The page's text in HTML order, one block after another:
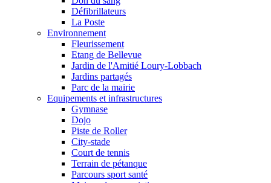
Défibrillateurs
La Poste
Environnement
Fleurissement
Etang de Bellevue
Jardin de l'Amitié Loury-Lobbach
Jardins partagés
Parc de la mairie
Equipements et infrastructures
Gymnase
Dojo
Piste de Roller
City-stade
Court de tennis
Terrain de pétanque
Parcours sport santé